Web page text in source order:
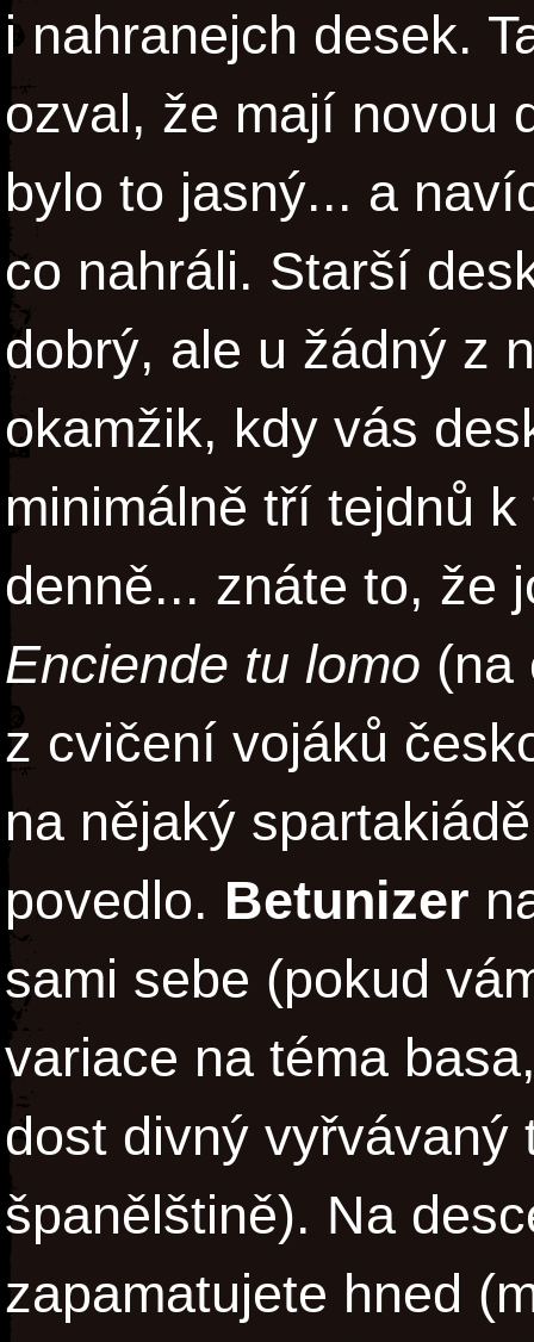
i nahranejch desek.
ozval, že mají novou
bylo to jasný... a
co nahráli. Starší
dobrý, ale u žádný z
okamžik, kdy vás
minimálně tří tejdnů
denně... znáte to, že
Enciende tu lomo (na
z cvičení vojáků
na nějaký
povedlo. Betunizer
sami sebe (pokud
variace na téma
dost divný vyřvávaný
španělštině). Na
zapamatujete hned